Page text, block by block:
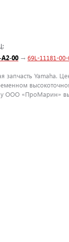
00 → 69L-11181-
запчасть Yamaha.
ООО «ПроМарин» вы